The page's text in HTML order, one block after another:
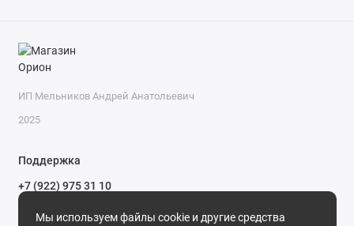
Мы используем файлы cookie и другие средства
ИП Мельников Андрей Анатольевич
2025
Поддержка
+7 (922) 975 31 10
+7 (909) 144 34 47
пн-пт с 9-00 до 18-00 часов,